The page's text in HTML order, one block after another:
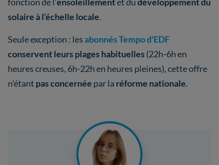
solaire à l’échelle locale.
Seule exception : lesabonnés Tempo d'EDF
conservent leurs plages habituelles (22h-6h en
heures creuses, 6h-22h en heures pleines), cette offre
n'étant pas concernée par la réforme nationale.